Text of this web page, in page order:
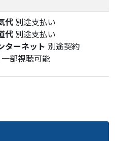
代 別途支払い
代 別途支払い
ターネット 別途契約
一部視聴可能